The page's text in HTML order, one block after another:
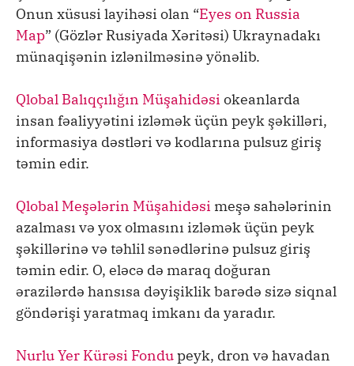
Onun xüsusi layihəsi olan “Eyes on Russia
Map” (Gözlər Rusiyada Xəritəsi) Ukraynadakı
münaqişənin izlənilməsinə yönəlib.
Qlobal Balıqçılığın Müşahidəsi okeanlarda
insan fəaliyyətini izləmək üçün peyk şəkilləri,
informasiya dəstləri və kodlarına pulsuz giriş
təmin edir.
Qlobal Meşələrin Müşahidəsi meşə sahələrinin
azalması və yox olmasını izləmək üçün peyk
şəkillərinə və təhlil sənədlərinə pulsuz giriş
təmin edir. O, eləcə də maraq doğuran
ərazilərdə hansısa dəyişiklik barədə sizə siqnal
göndərişi yaratmaq imkanı da yaradır.
Nurlu Yer Kürəsi Fondupeyk, dron və havadan